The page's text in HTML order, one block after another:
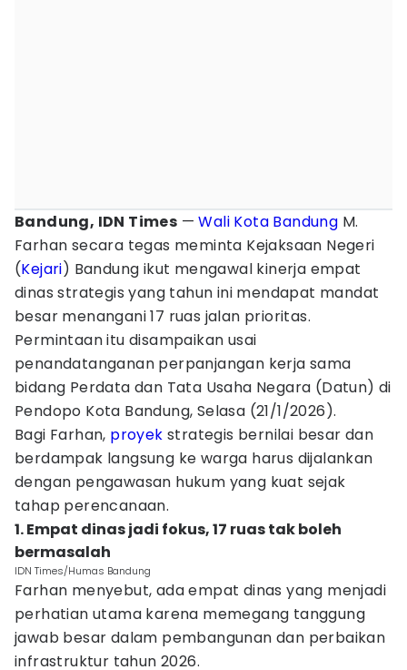
Bandung, IDN Times —Wali Kota Bandung M.
Farhan secara tegas meminta Kejaksaan Negeri
(Kejari) Bandung ikut mengawal kinerja empat
dinas strategis yang tahun ini mendapat mandat
besar menangani 17 ruas jalan prioritas.
Permintaan itu disampaikan usai
penandatanganan perpanjangan kerja sama
bidang Perdata dan Tata Usaha Negara (Datun) di
Pendopo Kota Bandung, Selasa (21/1/2026).
Bagi Farhan, proyek strategis bernilai besar dan
berdampak langsung ke warga harus dijalankan
dengan pengawasan hukum yang kuat sejak
tahap perencanaan.
1. Empat dinas jadi fokus, 17 ruas tak boleh
bermasalah
IDN Times/Humas Bandung
Farhan menyebut, ada empat dinas yang menjadi
perhatian utama karena memegang tanggung
jawab besar dalam pembangunan dan perbaikan
infrastruktur tahun 2026.